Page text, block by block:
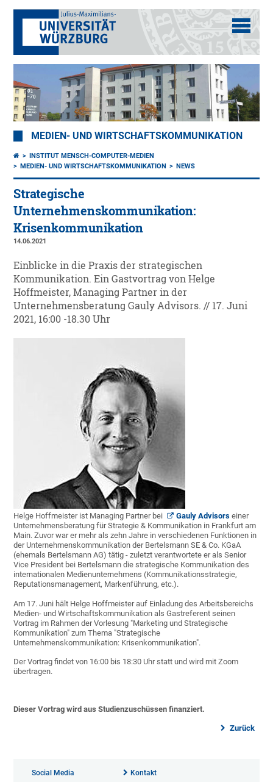
MEDIEN- UND WIRTSCHAFTSKOMMUNIKATION
INSTITUT MENSCH-COMPUTER-MEDIEN
MEDIEN- UND WIRTSCHAFTSKOMMUNIKATION
NEWS
Strategische
Unternehmenskommunikation:
Krisenkommunikation
14.06.2021
Einblicke in die Praxis der strategischen
Kommunikation. Ein Gastvortrag von Helge
Hoffmeister, Managing Partner in der
Unternehmensberatung Gauly Advisors. // 17. Juni
2021, 16:00 -18.30 Uhr
Helge Hoffmeister ist Managing Partner bei Gauly Advisors einer
Unternehmensberatung für Strategie & Kommunikation in Frankfurt am
Main. Zuvor war er mehr als zehn Jahre in verschiedenen Funktionen in
der Unternehmenskommunikation der Bertelsmann SE & Co. KGaA
(ehemals Bertelsmann AG) tätig - zuletzt verantwortete er als Senior
Vice President bei Bertelsmann die strategische Kommunikation des
internationalen Medienunternehmens (Kommunikationsstrategie,
Reputationsmanagement, Markenführung, etc.).
Am 17. Juni hält Helge Hoffmeister auf Einladung des Arbeitsbereichs
Medien- und Wirtschaftskommunikation als Gastreferent seinen
Vortrag im Rahmen der Vorlesung "Marketing und Strategische
Kommunikation" zum Thema "Strategische
Unternehmenskommunikation: Krisenkommunikation".
Der Vortrag findet von 16:00 bis 18:30 Uhr statt und wird mit Zoom
übertragen.
Dieser Vortrag wird aus Studienzuschüssen finanziert.
Zurück
Social Media Kontakt